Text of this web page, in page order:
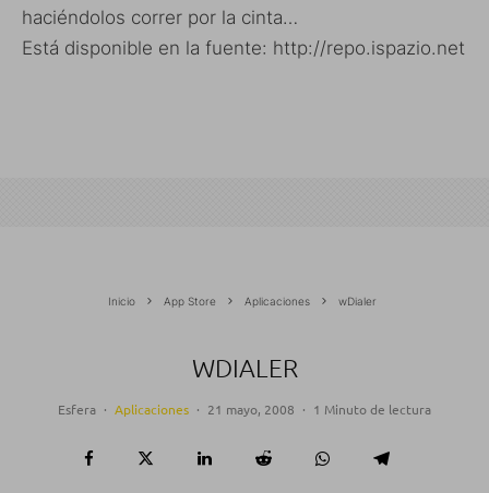
haciéndolos correr por la cinta…
Está disponible en la fuente: http://repo.ispazio.net
Inicio App Store Aplicaciones wDialer
WDIALER
Esfera · Aplicaciones · 21 mayo, 2008 · 1 Minuto de lectura